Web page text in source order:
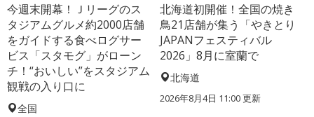
今週末開幕！Ｊリーグのス
タジアムグルメ約2000店舗
をガイドする食べログサー
ビス「スタモグ」がローン
チ！“おいしい”をスタジアム
観戦の入り口に
全国
北海道初開催！全国の焼き
鳥21店舗が集う「やきとり
JAPANフェスティバル
2026」8月に室蘭で
北海道
2026年8月4日 11:00更新